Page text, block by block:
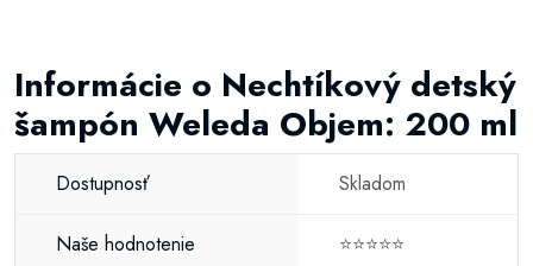
Informácie o Nechtíkový detský
šampón Weleda Objem: 200 ml
Dostupnosť Skladom
Naše hodnotenie ⭐⭐⭐⭐⭐